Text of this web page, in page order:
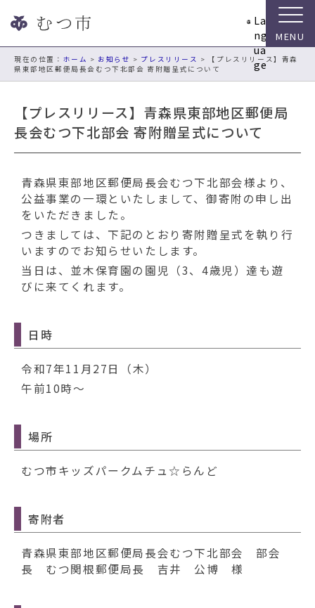
ビ
La
ng
ua
ge
現在の位置： ホーム > お知らせ > プレスリリース > 【プレスリリース】青森
県東部地区郵便局長会むつ下北部会 寄附贈呈式について
【プレスリリース】青森県東部地区郵便局
長会むつ下北部会 寄附贈呈式について
青森県東部地区郵便局長会むつ下北部会様より、
公益事業の一環といたしまして、御寄附の申し出
をいただきました。
つきましては、下記のとおり寄附贈呈式を執り行
いますのでお知らせいたします。
当日は、並木保育園の園児（3、4歳児）達も遊
びに来てくれます。
日時
令和7年11月27日（木）
午前10時～
場所
むつ市キッズパークムチュ☆らんど
寄附者
青森県東部地区郵便局長会むつ下北部会 部会
長 むつ関根郵便局長 吉井 公博 様